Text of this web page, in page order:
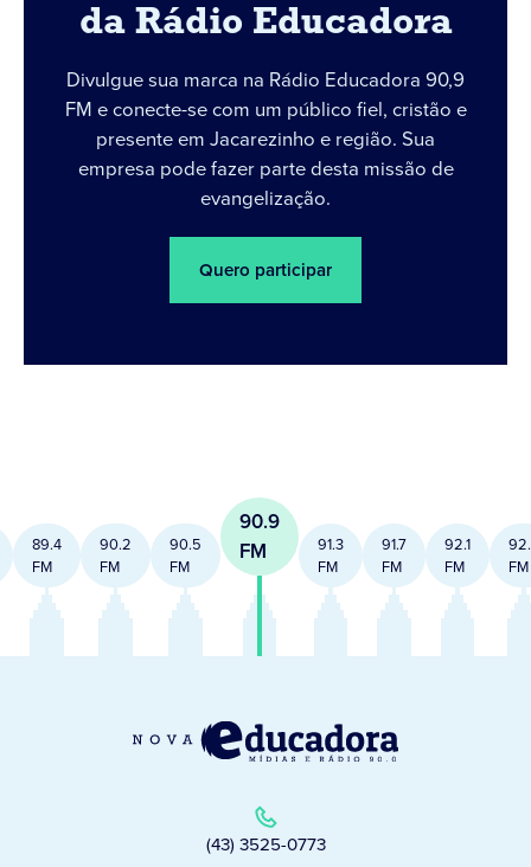
da Rádio Educadora
Divulgue sua marca na Rádio Educadora 90,9
FM e conecte-se com um público fiel, cristão e
presente em Jacarezinho e região. Sua
empresa pode fazer parte desta missão de
evangelização.
Quero participar
89.4
FM
90.2
FM
90.5
FM
90.9
FM
91.3
FM
91.7
FM
92.1
FM
FM
(43) 3525-0773